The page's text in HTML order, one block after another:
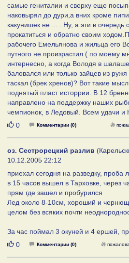
самые гениталии и сверху еще
наковырял до дури,а вних кроме
какунишек не ... . Ну, а эти в очередь
прокатиться и обратно своим
рабочего Емельянова и жильца его
путного не произрастил ( по моему
интернесно, а когда Володя в
баловался или только зайцев из
таскал (брек хренов)? Вот такие
поднятый пласт исторрии. В 12
направлено на поддержку наших
чемпионок, в Ледовый. Всем удачи и
Нравится
0 Комментарии (0)
оз. Сестрорецкий разлив
10.12.2005 22:12
приехал сегодня на разведку, проба
в 15 часов вышел в Тарховке, через
прям где зашел и пробурился
Лед около 8-10см, хороший и
целом без всяких почти
За час поймал 3 окуней и 4 ершей,
Нравится
0 Комментарии (0)